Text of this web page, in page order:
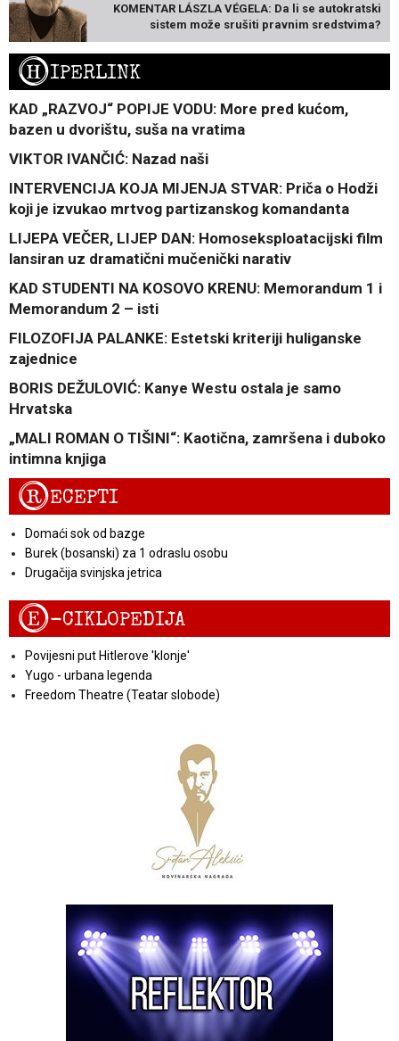
KOMENTAR LÁSZLA VÉGELA: Da li se autokratski
sistem može srušiti pravnim sredstvima?
HIPERLINK
KAD „RAZVOJ“ POPIJE VODU: More pred kućom,
bazen u dvorištu, suša na vratima
VIKTOR IVANČIĆ: Nazad naši
INTERVENCIJA KOJA MIJENJA STVAR: Priča o Hodži
koji je izvukao mrtvog partizanskog komandanta
LIJEPA VEČER, LIJEP DAN: Homoseksploatacijski film
lansiran uz dramatični mučenički narativ
KAD STUDENTI NA KOSOVO KRENU: Memorandum 1 i
Memorandum 2 – isti
FILOZOFIJA PALANKE: Estetski kriteriji huliganske
zajednice
BORIS DEŽULOVIĆ: Kanye Westu ostala je samo
Hrvatska
„MALI ROMAN O TIŠINI“: Kaotična, zamršena i duboko
intimna knjiga
RECEPTI
Domaći sok od bazge
Burek (bosanski) za 1 odraslu osobu
Drugačija svinjska jetrica
E-CIKLOPEDIJA
Povijesni put Hitlerove 'klonje'
Yugo - urbana legenda
Freedom Theatre (Teatar slobode)